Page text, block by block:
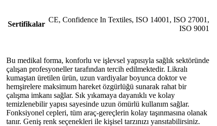
Sertifikalar
CE, Confidence In Textiles, ISO 14001 , ISO 27001 ,
ISO 9001
Bu medikal forma, konforlu ve işlevsel yapısıyla sağlık sektöründe
çalışan profesyoneller tarafından tercih edilmektedir. Likralı
kumaştan üretilen ürün, uzun vardiyalar boyunca doktor ve
hemşirelere maksimum hareket özgürlüğü sunarak rahat bir
çalışma imkanı sağlar. Sık yıkamaya dayanıklı ve kolay
temizlenebilir yapısı sayesinde uzun ömürlü kullanım sağlar.
Fonksiyonel cepleri, tüm araç-gereçlerin kolay taşınmasına olanak
tanır. Geniş renk seçenekleri ile kişisel tarzınızı yansıtabilirsiniz.